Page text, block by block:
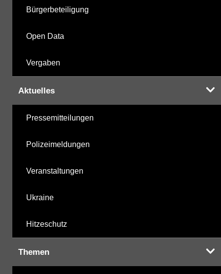
Bürgerbeteiligung
Open Data
Vergaben
Aktuelles
Pressemitteilungen
Polizeimeldungen
Veranstaltungen
Ukraine
Hitzeschutz
Themen